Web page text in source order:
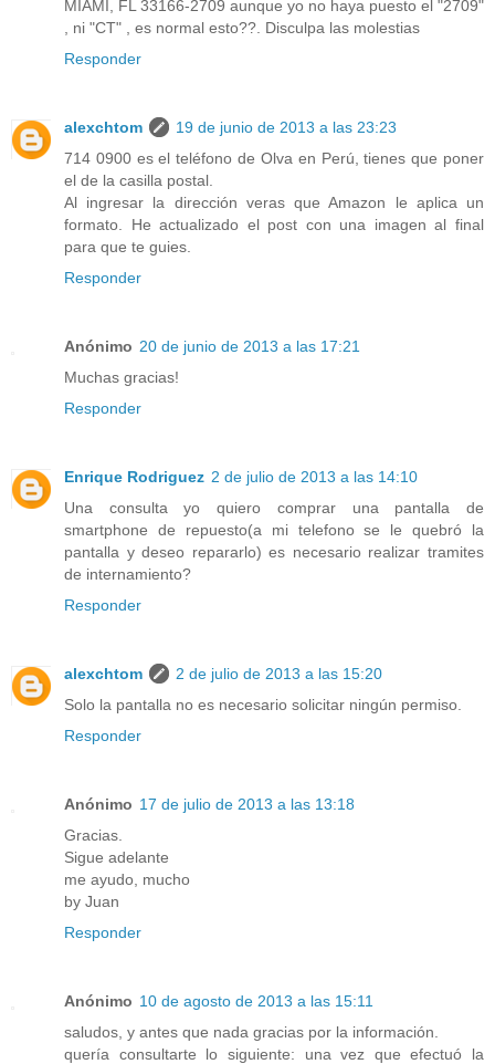
MIAMI, FL 33166-2709 aunque yo no haya puesto el "2709"
, ni "CT" , es normal esto??. Disculpa las molestias
Responder
alexchtom
19 de junio de 2013 a las 23:23
714 0900 es el teléfono de Olva en Perú, tienes que poner
el de la casilla postal.
Al ingresar la dirección veras que Amazon le aplica un
formato. He actualizado el post con una imagen al final
para que te guies.
Responder
Anónimo 20 de junio de 2013 a las 17:21
Muchas gracias!
Responder
Enrique Rodriguez 2 de julio de 2013 a las 14:10
Una consulta yo quiero comprar una pantalla de
smartphone de repuesto(a mi telefono se le quebró la
pantalla y deseo repararlo) es necesario realizar tramites
de internamiento?
Responder
alexchtom
2 de julio de 2013 a las 15:20
Solo la pantalla no es necesario solicitar ningún permiso.
Responder
Anónimo 17 de julio de 2013 a las 13:18
Gracias.
Sigue adelante
me ayudo, mucho
by Juan
Responder
Anónimo 10 de agosto de 2013 a las 15:11
saludos, y antes que nada gracias por la información.
quería consultarte lo siguiente: una vez que efectuó la